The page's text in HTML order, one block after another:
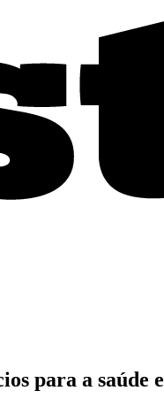
para a saúde